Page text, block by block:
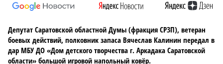
Депутат Саратовской областной Думы (фракция СРЗП), ветеран
боевых действий, полковник запаса Вячеслав Калинин передал в
дар МБУ ДО «Дом детского творчества г. Аркадака Саратовской
области» большой игровой напольный ковёр.